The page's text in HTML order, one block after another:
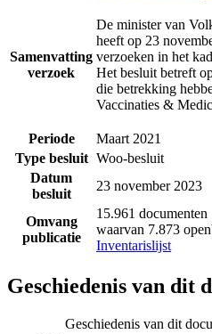
Samenvatting
verzoek
De minister van
heeft op 23
verzoeken in het
Het besluit betreft
die betrekking
Vaccinaties &
Periode
Maart 2021
Type besluit Woo-besluit
Datum
besluit
23 november 2023
Omvang
publicatie
15.961 documenten
waarvan 7.873
Inventarislijst
Geschiedenis van dit
Geschiedenis van dit